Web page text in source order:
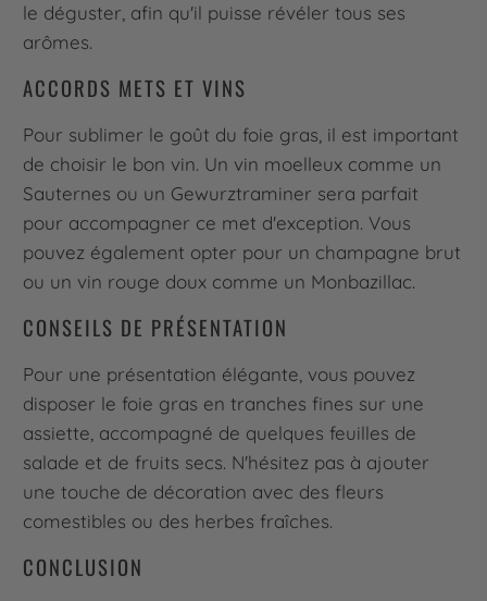
le déguster, afin qu'il puisse révéler tous ses
arômes.
ACCORDS METS ET VINS
Pour sublimer le goût du foie gras, il est important
de choisir le bon vin. Un vin moelleux comme un
Sauternes ou un Gewurztraminer sera parfait
pour accompagner ce met d'exception. Vous
pouvez également opter pour un champagne brut
ou un vin rouge doux comme un Monbazillac.
CONSEILS DE PRÉSENTATION
Pour une présentation élégante, vous pouvez
disposer le foie gras en tranches fines sur une
assiette, accompagné de quelques feuilles de
salade et de fruits secs. N'hésitez pas à ajouter
une touche de décoration avec des fleurs
comestibles ou des herbes fraîches.
CONCLUSION